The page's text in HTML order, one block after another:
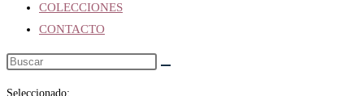
COLECCIONES
CONTACTO
Seleccionado: